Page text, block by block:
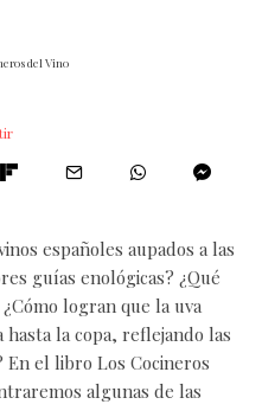
del Vino
españoles aupados a las
guías enológicas? ¿Qué
logran que la uva
la copa, reflejando las
En el libro Los Cocineros
algunas de las